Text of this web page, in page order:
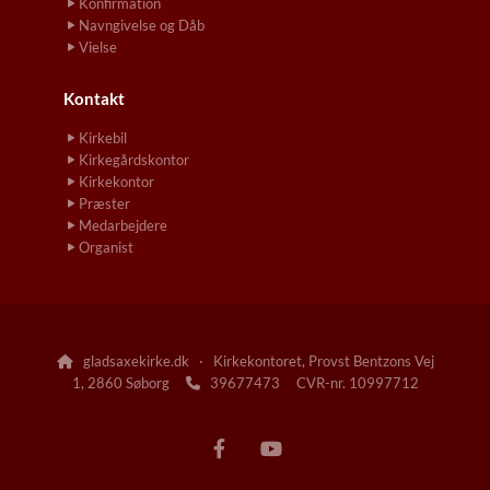
Konfirmation
Navngivelse og Dåb
Vielse
Kontakt
Kirkebil
Kirkegårdskontor
Kirkekontor
Præster
Medarbejdere
Organist
gladsaxekirke.dk · Kirkekontoret, Provst Bentzons Vej
1, 2860 Søborg
39677473 CVR-nr. 10997712